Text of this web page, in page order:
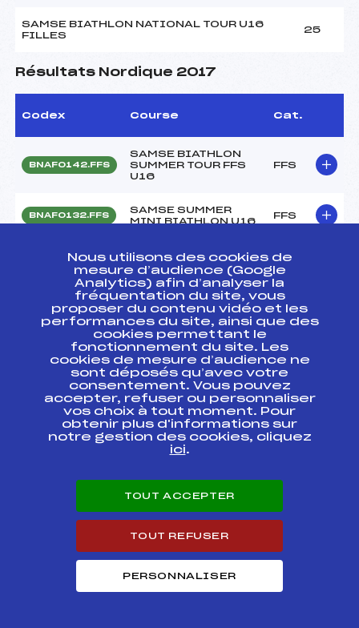
SAMSE BIATHLON NATIONAL TOUR U16
FILLES
25
Résultats Nordique 2017
Codex Course Cat.
BNAF0142.FFS
SAMSE BIATHLON
SUMMER TOUR FFS
U16
FFS
BNAF0132.FFS
SAMSE SUMMER
MINI BIATHLON U16
FFS
FMJF0343
LA PREMIERE
POUSSEE
FFS
FMJF0333
LA DEGRINGOLADE
DE LA VATTAY
FFS
FMJF0303 LA FÊTE DU SKI FFS
Tour de ski – Ville de
Pontarlier
FFS
FMJF0283
Tour de ski – Ville de
Pontarlier
FFS
FMJF0233
CHALLENGE LUC
FFS
CHALLENGE
NATIONAL
BNAF0051
CHALLENGE
NATIONAL U14
FFS
Nous utilisons des cookies de
mesure d’audience (Google
Analytics) afin d’analyser la
fréquentation du site, vous
proposer du contenu vidéo et les
performances du site, ainsi que des
cookies permettant le
fonctionnement du site. Les
cookies de mesure d’audience ne
sont déposés qu’avec votre
consentement. Vous pouvez
accepter, refuser ou personnaliser
vos choix à tout moment. Pour
obtenir plus d'informations sur
notre gestion des cookies, cliquez
ici.
TOUT ACCEPTER
TOUT REFUSER
PERSONNALISER